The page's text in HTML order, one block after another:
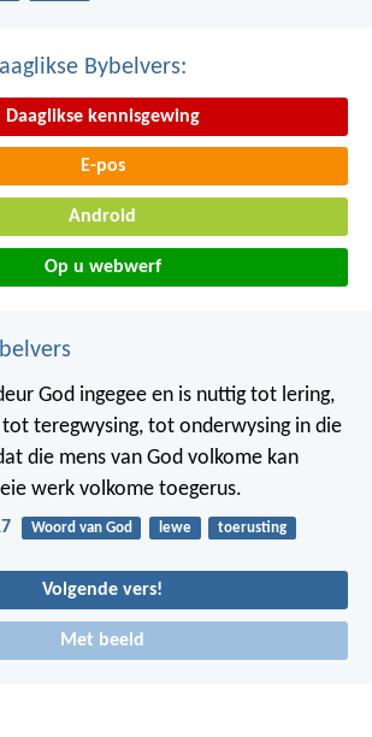
Bybelvers:
Daaglikse kennisgewing
E-pos
Android
Op u webwerf
God ingegee en is nuttig tot lering,
teregwysing, tot onderwysing in die
die mens van God volkome kan
werk volkome toegerus.
Woord van God lewe toerusting
Volgende vers!
Met beeld